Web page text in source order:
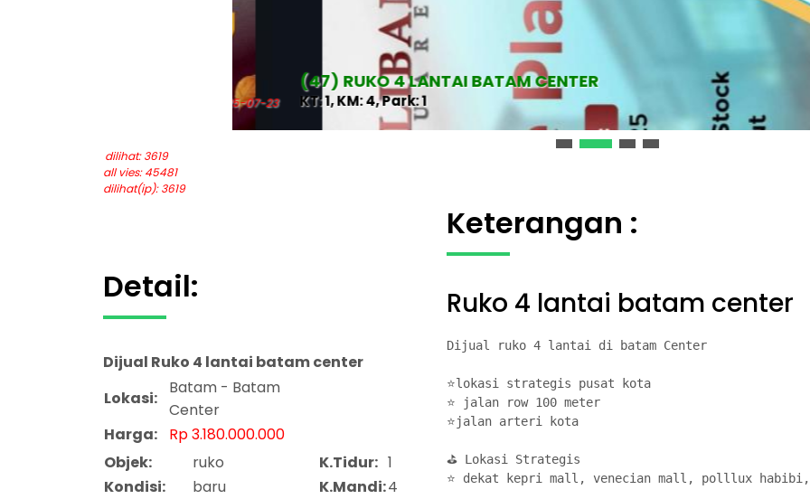
(47) RUKO 4 LANTAI BATAM CENTER
KT: 1, KM: 4, Park: 1
dilihat: 3619
all vies: 45481
dilihat(ip): 3619
Detail:
Dijual Ruko 4 lantai batam center
Lokasi:
Batam - Batam
Center
Harga:
Rp 3.180.000.000
Objek:
ruko K.Tidur: 1
Kondisi:
baru K.Mandi:4
Keterangan :
Ruko 4 lantai batam center
Dijual ruko 4 lantai di batam Center
⭐lokasi strategis pusat kota
⭐ jalan row 100 meter
⭐jalan arteri kota
⛳ Lokasi Strategis
⭐ dekat kepri mall, venecian mall, polllux